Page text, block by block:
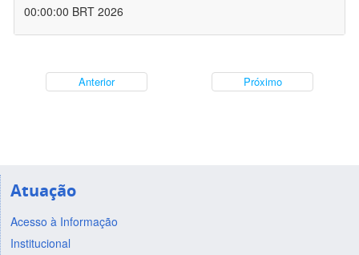
00:00:00 BRT 2026
Anterior Próximo
Atuação
Acesso à Informação
Institucional